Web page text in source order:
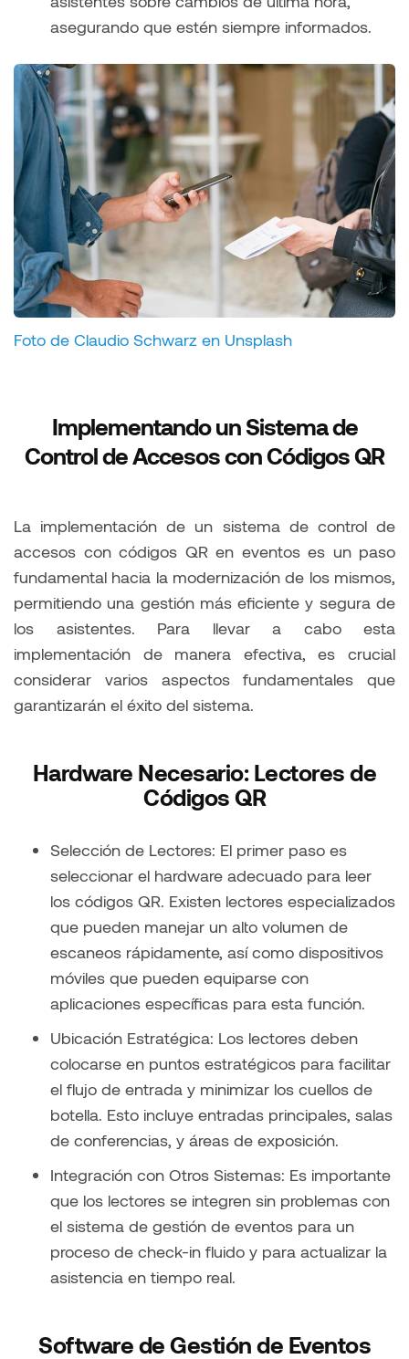
asegurando que estén siempre informados.
Foto de Claudio Schwarz en Unsplash
Implementando un Sistema de
Control de Accesos con Códigos QR
La implementación de un sistema de control de
accesos con códigos QR en eventos es un paso
fundamental hacia la modernización de los mismos,
permitiendo una gestión más eficiente y segura de
los asistentes. Para llevar a cabo esta
implementación de manera efectiva, es crucial
considerar varios aspectos fundamentales que
garantizarán el éxito del sistema.
Hardware Necesario: Lectores de
Códigos QR
Selección de Lectores: El primer paso es
seleccionar el hardware adecuado para leer
los códigos QR. Existen lectores especializados
que pueden manejar un alto volumen de
escaneos rápidamente, así como dispositivos
móviles que pueden equiparse con
aplicaciones específicas para esta función.
Ubicación Estratégica: Los lectores deben
colocarse en puntos estratégicos para facilitar
el flujo de entrada y minimizar los cuellos de
botella. Esto incluye entradas principales, salas
de conferencias, y áreas de exposición.
Integración con Otros Sistemas: Es importante
que los lectores se integren sin problemas con
el sistema de gestión de eventos para un
proceso de check-in fluido y para actualizar la
asistencia en tiempo real.
Software de Gestión de Eventos